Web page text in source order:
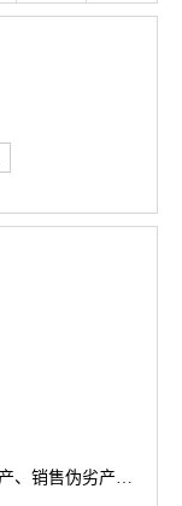
私设“加油站”售卖伪劣柴油 两被告人犯生产、销售伪劣产品罪获刑罚